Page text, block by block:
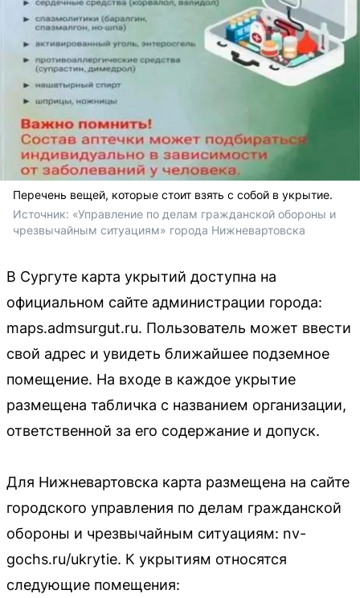
Перечень вещей, которые стоит взять с собой в укрытие.
Источник: «Управление по делам гражданской обороны и
чрезвычайным ситуациям» города Нижневартовска
В Сургуте карта укрытий доступна на
официальном сайте администрации города:
maps.admsurgut.ru. Пользователь может ввести
свой адрес и увидеть ближайшее подземное
помещение. На входе в каждое укрытие
размещена табличка с названием организации,
ответственной за его содержание и допуск.
Для Нижневартовска карта размещена на сайте
городского управления по делам гражданской
обороны и чрезвычайным ситуациям: nv-
gochs.ru/ukrytie. К укрытиям относятся
следующие помещения: